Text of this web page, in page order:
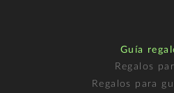
Guía
Regalos
Regalos para